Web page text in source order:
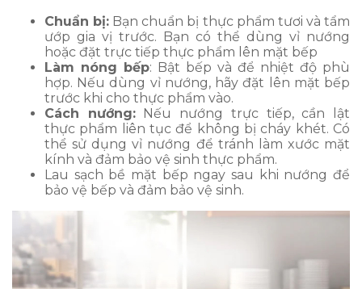
Chuẩn bị: Bạn chuẩn bị thực phẩm tươi và tẩm
ướp gia vị trước. Bạn có thể dùng vỉ nướng
hoặc đặt trực tiếp thực phẩm lên mặt bếp
Làm nóng bếp: Bật bếp và để nhiệt độ phù
hợp. Nếu dùng vỉ nướng, hãy đặt lên mặt bếp
trước khi cho thực phẩm vào.
Cách nướng:Nếu nướng trực tiếp, cần lật
thực phẩm liên tục để không bị cháy khét. Có
thể sử dụng vỉ nướng để tránh làm xước mặt
kính và đảm bảo vệ sinh thực phẩm.
Lau sạch bề mặt bếp ngay sau khi nướng để
bảo vệ bếp và đảm bảo vệ sinh.